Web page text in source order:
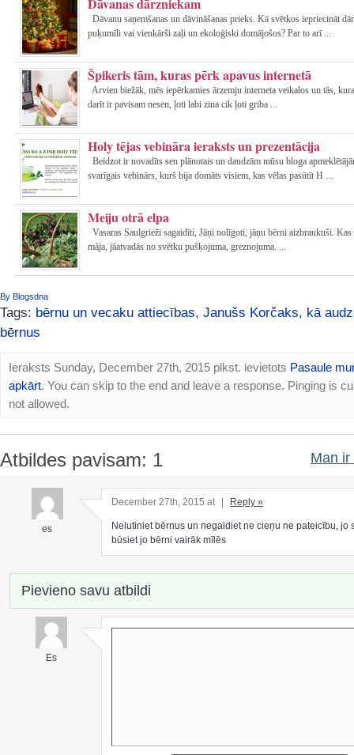
Dāvanu saņemšanas un dāvināšanas prieks. Kā svētkos iepriecināt
puķumīli vai vienkārši zaļi un ekoloģiski domājošos? Par to arī ...
Špikeris tām, kuras pērk apavus internetā
Arvien biežāk, mēs iepērkamies ārzemju interneta veikalos un tās,
darīt ir pavisam nesen, ļoti labi zina cik ļoti griba ...
Holy tējas vebināra ieraksts un prezentācija
Beidzot ir novadīts sen plānotais un daudzām mūsu bloga
svarīgais vebinārs, kurš bija domāts visiem, kas vēlas pasūtīt H ...
Meiju otrā elpa
Vasaras Saulgrieži sagaidīti, Jāņi nolīgoti, jāņu bērni aizbraukuši. Kas
māja, jāatvadās no svētku pušķojuma, greznojuma. ...
By Blogsdna
Tags: bērnu un vecaku attiecības, Janušs Korčaks, kā
bērnus
Ieraksts Sunday, December 27th, 2015 plkst. ievietots Pasaule
apkārt. You can skip to the end and leave a response. Pinging is
not allowed.
Atbildes pavisam: 1 Man ir
es
December 27th, 2015 at Reply »
Nelutiniet bērnus un negaidiet ne cieņu ne pateicību, jo
būsiet jo bērni vairāk mīlēs
Pievieno savu atbildi
Es